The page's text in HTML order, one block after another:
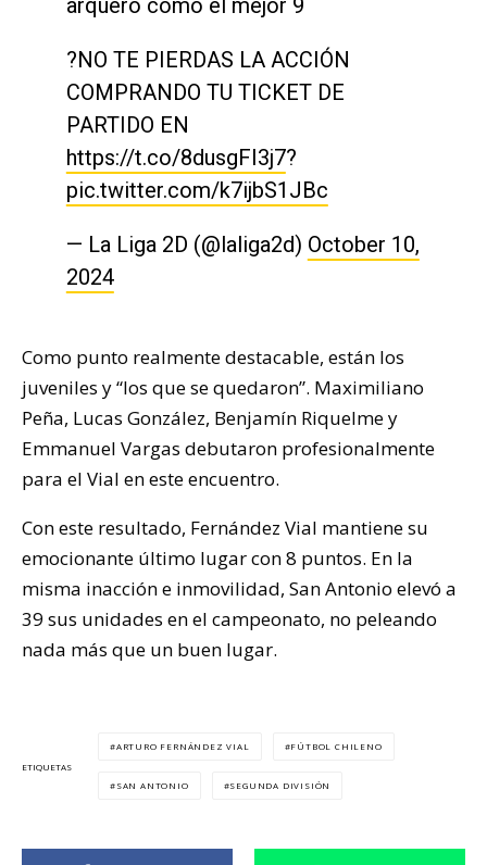
arquero como el mejor 9
?NO TE PIERDAS LA ACCIÓN
COMPRANDO TU TICKET DE
PARTIDO EN
https://t.co/8dusgFI3j7?
pic.twitter.com/k7ijbS1JBc
— La Liga 2D (@laliga2d) October 10,
2024
Como punto realmente destacable, están los
juveniles y “los que se quedaron”. Maximiliano
Peña, Lucas González, Benjamín Riquelme y
Emmanuel Vargas debutaron profesionalmente
para el Vial en este encuentro.
Con este resultado, Fernández Vial mantiene su
emocionante último lugar con 8 puntos. En la
misma inacción e inmovilidad, San Antonio elevó a
39 sus unidades en el campeonato, no peleando
nada más que un buen lugar.
ETIQUETAS
ARTURO FERNÁNDEZ VIAL FÚTBOL CHILENO
SAN ANTONIO SEGUNDA DIVISIÓN